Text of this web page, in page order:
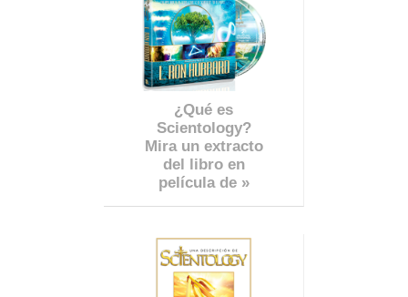
¿Qué es
Scientology?
Mira un extracto
del libro en
película de »